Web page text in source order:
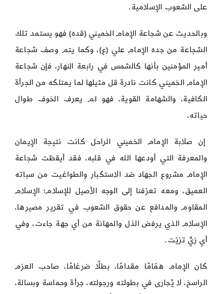
على الشعوب الإسلامية.
وبالحديث عن شجاعة الإمام الخميني (قده) فهو يستمد تلك
الشجاعة من جده الإمام علي (ع)، وكما يتم وصف شجاعة
أمير المؤمنين بأنها كالشمس في رابعة النهار، فإن شجاعة
الإمام الخميني كانت نادرة قل مثيلها لما یمتلكه من الجرأة
الكافیة، والشهامة القویة، فهو لم يعرف الخوف طوال
حياته.
إن صلابة الإمام الخميني الراحل كانت نتيجة الإيمان
والمعرفة التي أودعها الله في قلبه، فقد أيقظت شجاعة
الإمام مشروع الجهاد ضد الاستكبار والطواغيت من سباته
العميق، ومعه تعرّفنا إلى الوجه الأصيل للإسلام؛ الإسلام
المقاوم والمدافع عن حقوق الشعوب في تقرير مصيرها،
الإسلام الذي يرفض الذل والمهانة من أي جهة جاءت، وفي
أي زيٍّ تزيّت.
كان الإمام همّامًا مقدامًا، بطلًا ضرغامًا، صاحب العزم
الراسخ، لا يُجارى في بطولته ورجولته، جرأة وحماسة وبسالة،